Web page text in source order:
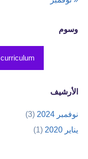
وسوم
curriculum
الأرشيف
نوفمبر 2024
(3)
يناير 2020
(1)